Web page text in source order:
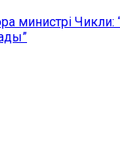
министрі Чикли: